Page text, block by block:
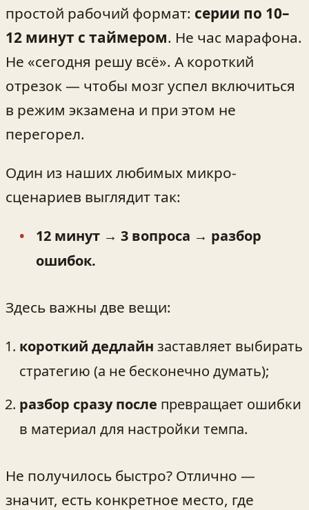
простой рабочий формат: серии по 10–
12 минут с таймером. Не час марафона.
Не «сегодня решу всё». А короткий
отрезок — чтобы мозг успел включиться
в режим экзамена и при этом не
перегорел.
Один из наших любимых микро-
сценариев выглядит так:
12 минут → 3 вопроса → разбор
ошибок.
Здесь важны две вещи:
короткий дедлайн заставляет выбирать
стратегию (а не бесконечно думать);
разбор сразу после превращает ошибки
в материал для настройки темпа.
Не получилось быстро? Отлично —
значит, есть конкретное место, где